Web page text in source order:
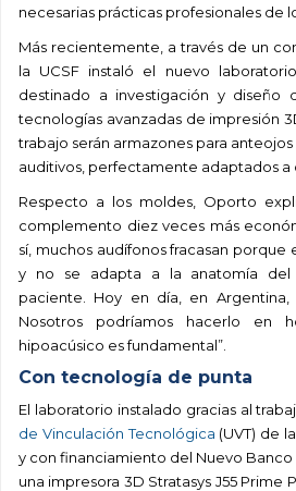
necesarias prácticas profesionales de
Más recientemente, a través de un
la UCSF instaló el nuevo
destinado a investigación y diseño
tecnologías avanzadas de impresión
trabajo serán armazones para
auditivos, perfectamente adaptados a
Respecto a los moldes, Oporto
complemento diez veces más
sí, muchos audífonos fracasan
y no se adapta a la anatomía del
paciente. Hoy en día, en Argentina,
Nosotros podríamos hacerlo en
hipoacúsico es fundamental”.
Con tecnología de punta
El laboratorio instalado gracias al
de Vinculación Tecnológica (UVT) de
y con financiamiento del Nuevo
una impresora 3D Stratasys J55 Prime